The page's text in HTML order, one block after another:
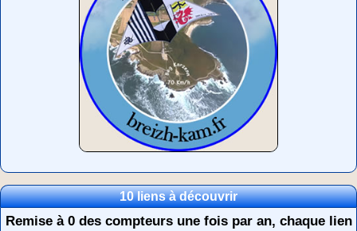
10 liens à découvrir
Remise à 0 des compteurs une fois par an, chaque lien